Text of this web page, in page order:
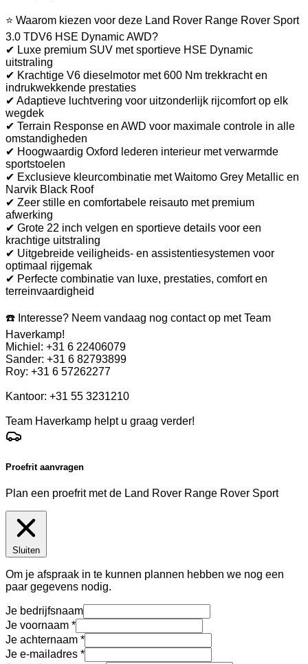
⭐ Waarom kiezen voor deze Land Rover Range Rover Sport
3.0 TDV6 HSE Dynamic AWD?
✔ Luxe premium SUV met sportieve HSE Dynamic
uitstraling
✔ Krachtige V6 dieselmotor met 600 Nm trekkracht en
indrukwekkende prestaties
✔ Adaptieve luchtvering voor uitzonderlijk rijcomfort op elk
wegdek
✔ Terrain Response en AWD voor maximale controle in alle
omstandigheden
✔ Hoogwaardig Oxford lederen interieur met verwarmde
sportstoelen
✔ Exclusieve kleurcombinatie met Waitomo Grey Metallic en
Narvik Black Roof
✔ Zeer stille en comfortabele reisauto met premium
afwerking
✔ Grote 22 inch velgen en sportieve details voor een
krachtige uitstraling
✔ Uitgebreide veiligheids- en assistentiesystemen voor
optimaal rijgemak
✔ Perfecte combinatie van luxe, prestaties, comfort en
terreinvaardigheid
☎️ Interesse? Neem vandaag nog contact op met Team
Haverkamp!
Michiel: +31 6 22406079
Sander: +31 6 82793899
Roy: +31 6 57262277
Kantoor: +31 55 3231210
Team Haverkamp helpt u graag verder!
Proefrit aanvragen
Plan een proefrit met de Land Rover Range Rover Sport
Sluiten
Om je afspraak in te kunnen plannen hebben we nog een
paar gegevens nodig.
Je bedrijfsnaam
Je voornaam
Je achternaam
Je e-mailadres